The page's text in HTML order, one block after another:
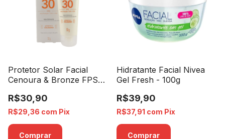
Protetor Solar Facial
Cenoura & Bronze FPS
R$30,90
R$29,36 com Pix
Hidratante Facial Nivea
Gel Fresh - 100g
R$39,90
R$37,91 com Pix